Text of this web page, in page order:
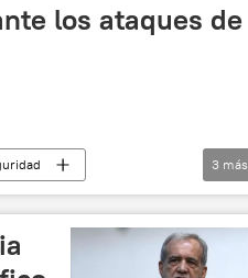
los ataques de
3 más